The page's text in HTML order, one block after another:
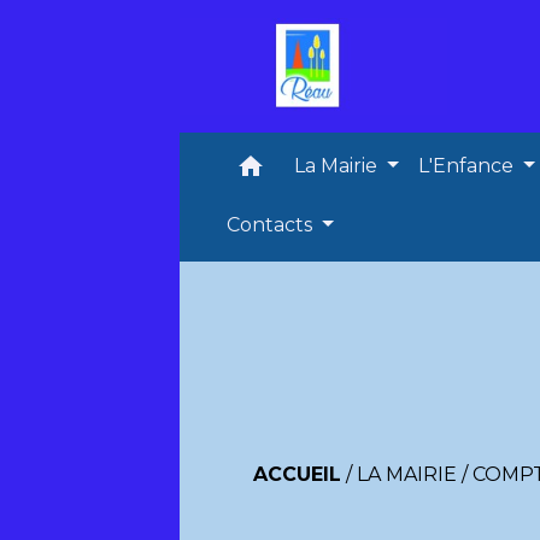
home La Mairie L'Enfance
Contacts
ACCUEIL / LA MAIRIE /